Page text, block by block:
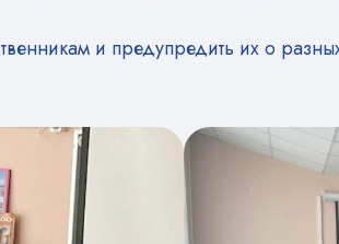
и предупредить их о